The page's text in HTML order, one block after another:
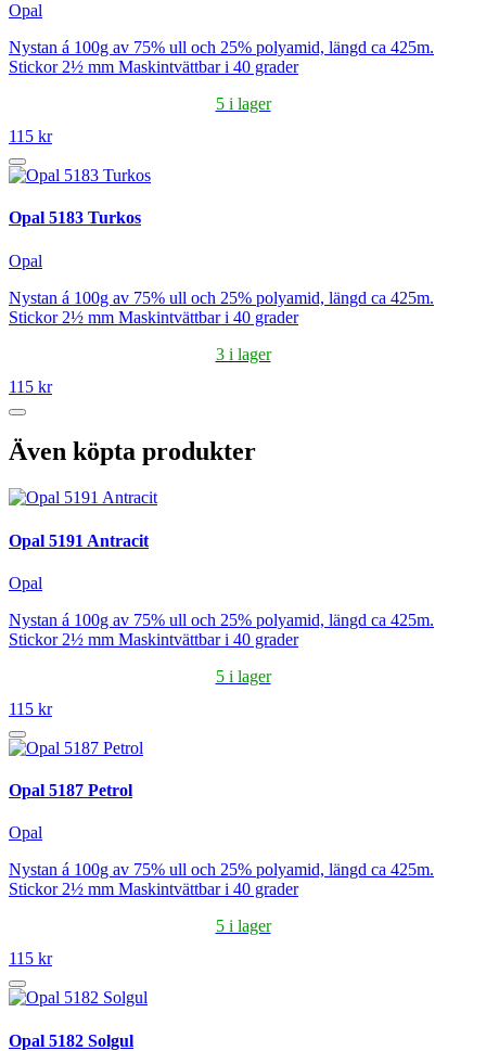
Opal
Nystan á 100g av 75% ull och 25% polyamid, längd ca 425m.
Stickor 2½ mm Maskintvättbar i 40 grader
5 i lager
115 kr
Opal 5183 Turkos
Opal
Nystan á 100g av 75% ull och 25% polyamid, längd ca 425m.
Stickor 2½ mm Maskintvättbar i 40 grader
3 i lager
115 kr
Även köpta produkter
Opal 5191 Antracit
Opal
Nystan á 100g av 75% ull och 25% polyamid, längd ca 425m.
Stickor 2½ mm Maskintvättbar i 40 grader
5 i lager
115 kr
Opal 5187 Petrol
Opal
Nystan á 100g av 75% ull och 25% polyamid, längd ca 425m.
Stickor 2½ mm Maskintvättbar i 40 grader
5 i lager
115 kr
Opal 5182 Solgul